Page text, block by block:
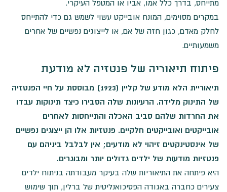
מתייחס, בדרך כלל אמו, אביו או המטפל העיקרי.
במקרים מסוימים, המונח אובייקט עשוי לשמש גם כדי להתייחס
לחלק מאדם, כגון חזה של אם, או לייצוגים נפשיים של אחרים
משמעותיים.
פיתוח תיאוריה של פנטזיה לא מודעת
תיאוריית הלא מודע של קליין (1923) מבוססת על חיי הפנטזיה
של התינוק מלידה. הרעיונות שלה הסבירו כיצד תינוקות עבדו
את החרדות שלהם סביב האכלה והתייחסות לאחרים
אובייקטים ואובייקטים חלקיים. פנטזיות אלו הן ייצוגים נפשיים
של אינסטינקטים זיהוי לא מודעים; אין לבלבל ביניהם עם
פנטזיות מודעות של ילדים גדולים יותר ומבוגרים.
היא פיתחה את התיאוריות שלה בעיקר מעבודתה בניתוח ילדים
צעירים כחברה באגודה הפסיכואנליטית של ברלין, תוך שימוש